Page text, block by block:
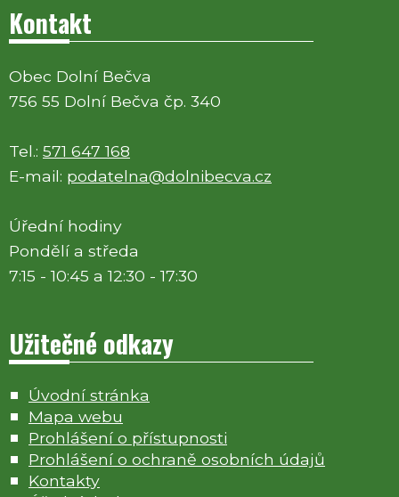
Kontakt
Obec Dolní Bečva
756 55 Dolní Bečva čp. 340
Tel.: 571 647 168
E-mail: podatelna@dolnibecva.cz
Úřední hodiny
Pondělí a středa
7:15 - 10:45 a 12:30 - 17:30
Užitečné odkazy
Úvodní stránka
Mapa webu
Prohlášení o přístupnosti
Prohlášení o ochraně osobních údajů
Kontakty